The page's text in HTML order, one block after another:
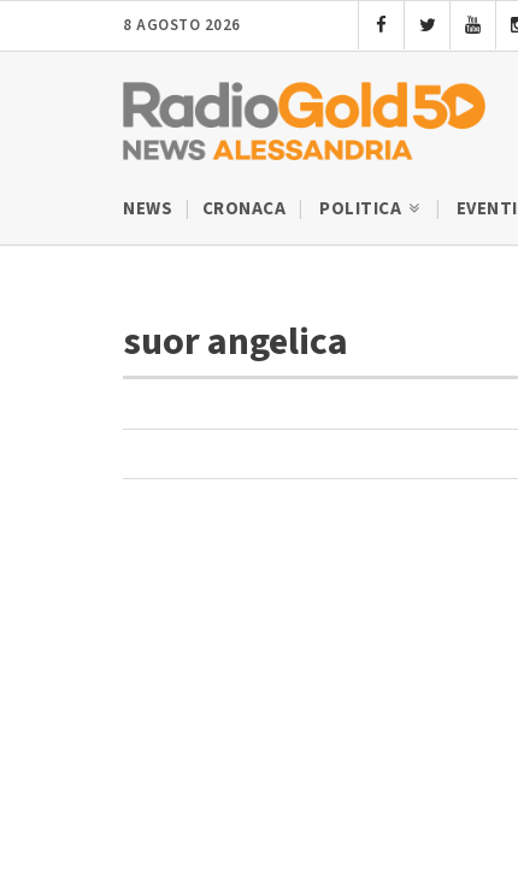
8 AGOSTO 2026
NEWS CRONACA POLITICA EVENTI
suor angelica